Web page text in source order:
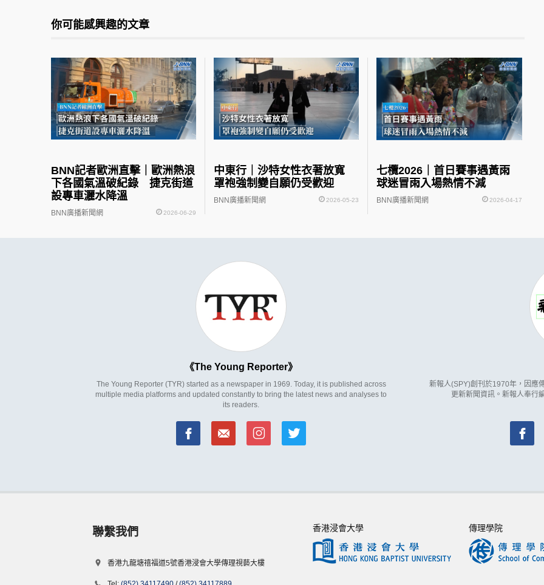
你可能感興趣的文章
BNN記者歐洲直擊｜歐洲熱浪
下各國氣溫破紀錄 捷克街道
設專車灑水降溫
BNN廣播新聞網 2026-06-29
中東行｜沙特女性衣著放寬
罩袍強制變自願仍受歡迎
BNN廣播新聞網 2026-05-23
七欖2026｜首日賽事遇黃雨
球迷冒雨入場熱情不減
BNN廣播新聞網 2026-04-17
The Young Reporter
The Young Reporter (TYR) started as a newspaper in 1969. Today, it is published across
multiple media platforms and updated constantly to bring the latest news and analyses to
its readers.
新報人(SPY)創刊於1970年，因應
更新新聞資訊。新報人奉行
聯繫我們
香港九龍塘禧福道5號香港浸會大學傳理視藝大樓
香港浸會大學 傳理學院